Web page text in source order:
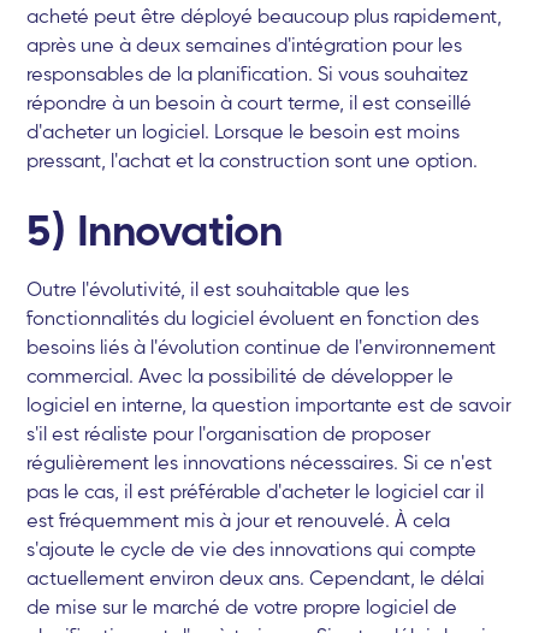
acheté peut être déployé beaucoup plus rapidement,
après une à deux semaines d'intégration pour les
responsables de la planification. Si vous souhaitez
répondre à un besoin à court terme, il est conseillé
d'acheter un logiciel. Lorsque le besoin est moins
pressant, l'achat et la construction sont une option.
5) Innovation
Outre l'évolutivité, il est souhaitable que les
fonctionnalités du logiciel évoluent en fonction des
besoins liés à l'évolution continue de l'environnement
commercial. Avec la possibilité de développer le
logiciel en interne, la question importante est de savoir
s'il est réaliste pour l'organisation de proposer
régulièrement les innovations nécessaires. Si ce n'est
pas le cas, il est préférable d'acheter le logiciel car il
est fréquemment mis à jour et renouvelé. À cela
s'ajoute le cycle de vie des innovations qui compte
actuellement environ deux ans. Cependant, le délai
de mise sur le marché de votre propre logiciel de